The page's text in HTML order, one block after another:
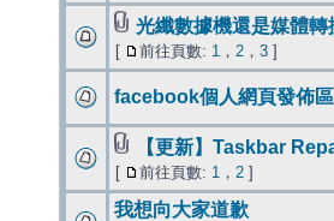
光纖數據機還是媒體轉
[ 前往頁數: 1 ， 2 ， 3 ]
facebook個人網頁發佈區
【更新】Taskbar
[ 前往頁數: 1 ， 2 ]
我想向大家道歉